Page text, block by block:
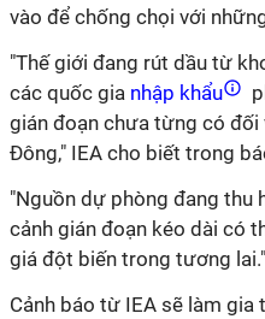
vào để chống chọi với
"Thế giới đang rút dầu từ
các quốc gia nhập khẩu
gián đoạn chưa từng có đối
Đông," IEA cho biết trong
"Nguồn dự phòng đang thu
cảnh gián đoạn kéo dài có
giá đột biến trong tương lai."
Cảnh báo từ IEA sẽ làm